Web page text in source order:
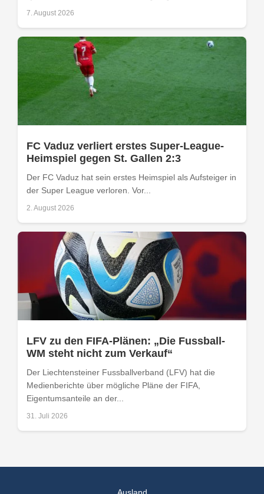
7. August 2026
FC Vaduz verliert erstes Super-League-
Heimspiel gegen St. Gallen 2:3
Der FC Vaduz hat sein erstes Heimspiel als Aufsteiger in
der Super League verloren. Vor...
2. August 2026
LFV zu den FIFA-Plänen: „Die Fussball-
WM steht nicht zum Verkauf“
Der Liechtensteiner Fussballverband (LFV) hat die
Medienberichte über mögliche Pläne der FIFA,
Eigentumsanteile an der...
31. Juli 2026